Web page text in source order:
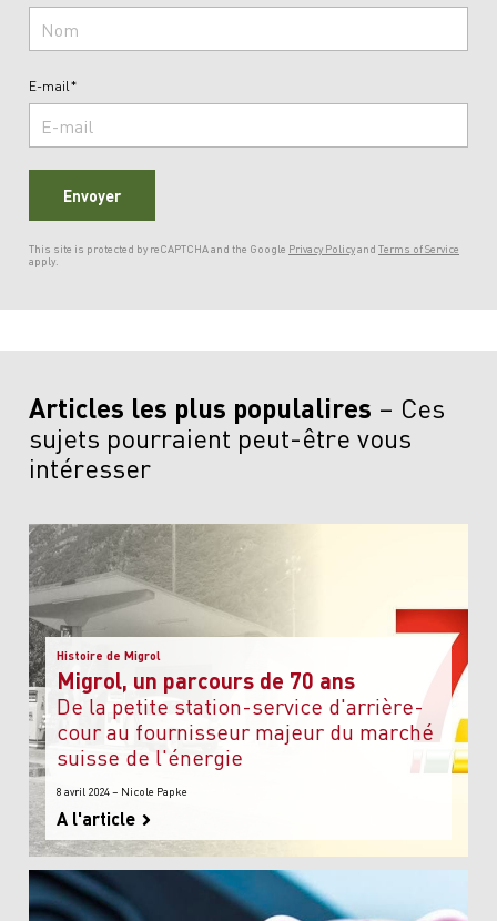
E-mail*
Envoyer
This site is protected by reCAPTCHA and the Google Privacy Policyand Terms of Service
apply.
Articles les plus populalires Ces
sujets pourraient peut-être vous
intéresser
Histoire de Migrol
Migrol, un parcours de 70 ans
de la petite station-service d'arrière-
cour au fournisseur majeur du marché
suisse de l'énergie
8 avril 2024 – Nicole Papke
A l'article